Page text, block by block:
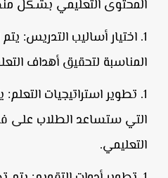
المحتوى التعليمي بشكل
اختيار أساليب التدريس:يتم
المناسبة لتحقيق أهداف التعلم
تطوير استراتيجيات التعلم:
التي ستساعد الطلاب على
التعليمي.